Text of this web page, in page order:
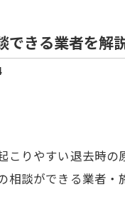
できる業者を解
こりやすい退去時の
談ができる業者・